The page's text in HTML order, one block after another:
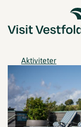
Aktiviteter